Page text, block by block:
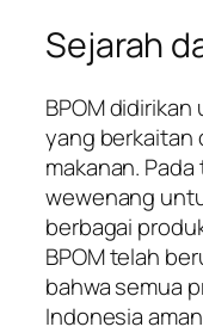
Sejarah
BPOM
yang berkaitan
makanan.
wewenang
berbagai
BPOM telah
bahwa semua
Indonesia